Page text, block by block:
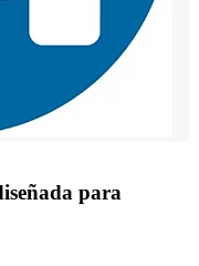
para